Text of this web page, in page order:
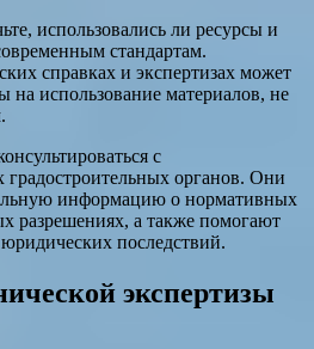
использовались ли ресурсы и
стандартам.
справках и экспертизах может
на использование материалов, не
с
градостроительных органов. Они
информацию о нормативных
разрешениях, а также помогают
последствий.
экспертизы